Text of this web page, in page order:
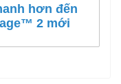
hơn đến
2 mới